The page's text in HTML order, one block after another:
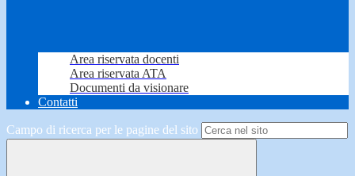
Area riservata docenti
Area riservata ATA
Documenti da visionare
Contatti
Campo di ricerca per le pagine del sito